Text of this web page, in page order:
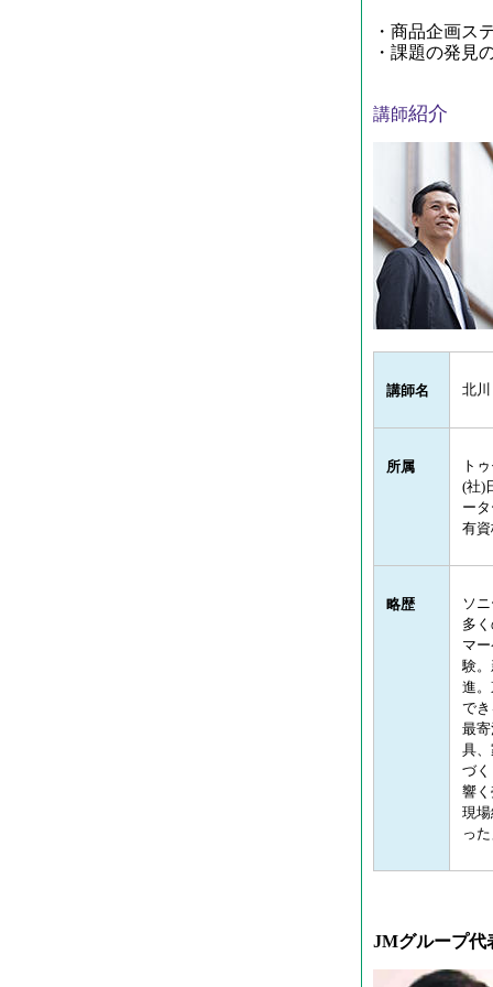
・商品企画ス
・ 課題の発見
講師紹介
講師名 北
所属
ト
(社)
ー
有
略歴
ソ
多
マ
験
進
で
最
具
づ
響
現
っ
JMグループ代